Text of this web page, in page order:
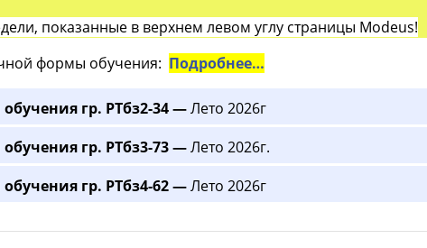
показанные в верхнем левом углу страницы Modeus!
формы обучения: Подробнее…
гр. РТбз2-34 —Лето 2026г
гр. РТбз3-73 —Лето 2026г.
гр. РТбз4-62 —Лето 2026г